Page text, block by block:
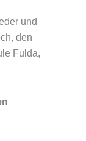
und
den
Fulda,